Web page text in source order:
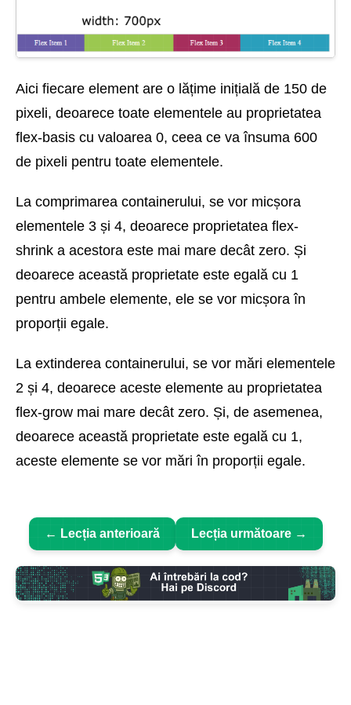
Aici fiecare element are o lățime inițială de 150 de
pixeli, deoarece toate elementele au proprietatea
flex-basis cu valoarea 0, ceea ce va însuma 600
de pixeli pentru toate elementele.
La comprimarea containerului, se vor micșora
elementele 3 și 4, deoarece proprietatea flex-
shrink a acestora este mai mare decât zero. Și
deoarece această proprietate este egală cu 1
pentru ambele elemente, ele se vor micșora în
proporții egale.
La extinderea containerului, se vor mări elementele
2 și 4, deoarece aceste elemente au proprietatea
flex-grow mai mare decât zero. Și, de asemenea,
deoarece această proprietate este egală cu 1,
aceste elemente se vor mări în proporții egale.
← Lecția anterioară Lecția următoare →